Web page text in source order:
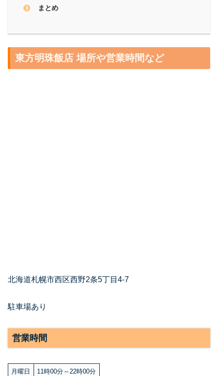
まとめ
東方明珠飯店 場所や営業時間など
北海道札幌市西区西野2条5丁目4-7
駐車場あり
営業時間
月曜日 11時00分～22時00分